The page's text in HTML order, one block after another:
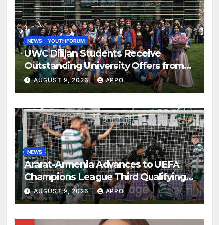
NEWS YOUTH FORUM
UWC Dilijan Students Receive
Outstanding University Offers from
the World’s Leading Institutions
AUGUST 9, 2026 APPO
NEWS
Ararat-Armenia Advances to UEFA
Champions League Third Qualifying
Round
AUGUST 9, 2026 APPO